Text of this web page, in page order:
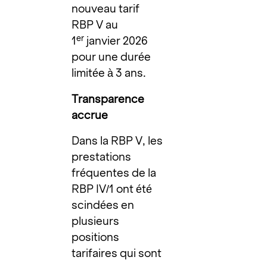
nouveau tarif
RBP V au
1er janvier 2026
pour une durée
limitée à 3 ans.
Transparence
accrue
Dans la RBP V, les
prestations
fréquentes de la
RBP IV/1 ont été
scindées en
plusieurs
positions
tarifaires qui sont